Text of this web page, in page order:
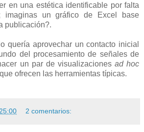
en una estética identificable por falta
imaginas un gráfico de Excel base
publicación?.
quería aprovechar un contacto inicial
del procesamiento de señales de
un par de visualizaciones ad hoc
ofrecen las herramientas típicas.
2 comentarios: